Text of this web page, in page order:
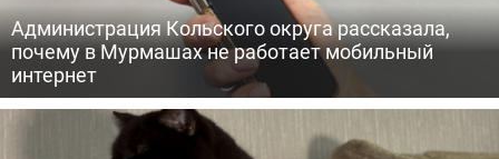
Администрация Кольского округа рассказала,
почему в Мурмашах не работает мобильный
интернет